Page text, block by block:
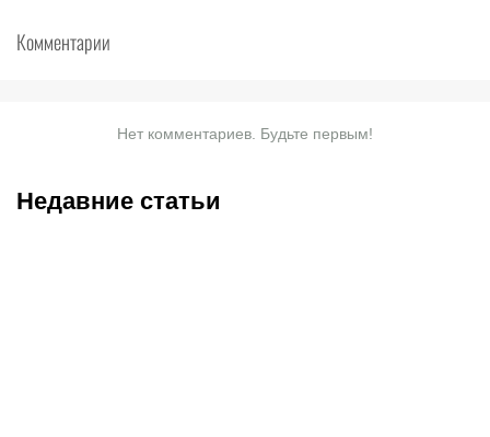
Комментарии
Нет комментариев. Будьте первым!
Недавние статьи